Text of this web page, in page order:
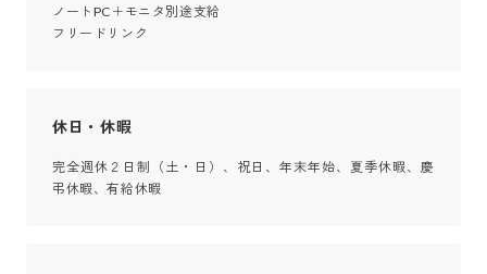
ノートPC＋モニタ別途支給
フリードリンク
休日・休暇
完全週休２日制（土・日）、祝日、年末年始、夏季休暇、慶
弔休暇、有給休暇